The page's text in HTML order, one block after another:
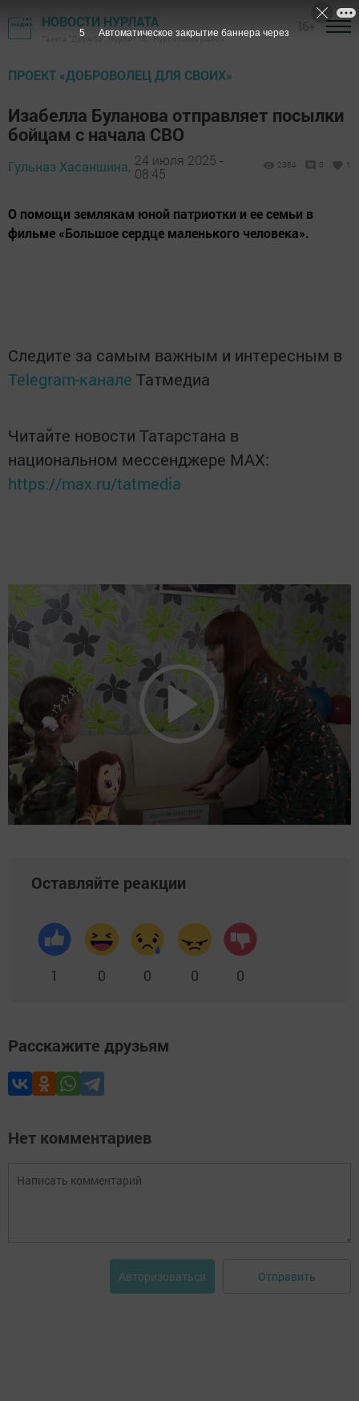
НОВОСТИ НУРЛАТА
Газета "Дружба", Нурлат ТВ - Нурлатский район
ПРОЕКТ «ДОБРОВОЛЕЦ ДЛЯ СВОИХ»
Изабелла Буланова отправляет посылки
бойцам с начала СВО
Гульназ Хасаншина, 24 июля 2025 -
08:45
2364 0 1
О помощи землякам юной патриотки и ее семьи в
фильме «Большое сердце маленького человека».
Следите за самым важным и интересным в
Telegram-канале Татмедиа
Читайте новости Татарстана в
национальном мессенджере MАХ:
https://max.ru/tatmedia
Оставляйте реакции
1 0 0 0 0
Расскажите друзьям
Нет комментариев
Авторизоваться Отправить
5 Автоматическое закрытие баннера через